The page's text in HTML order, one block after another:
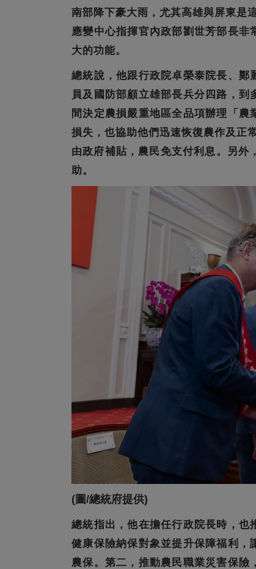
南部降下豪大雨，尤其高雄與屏東是
應變中心指揮官內政部劉世芳部長非
大的功能。
總統說，他跟行政院卓榮泰院長、
員及國防部顧立雄部長兵分四路，到
間決定農損嚴重地區全品項辦理「
損失，也協助他們迅速恢復農作及正
由政府補貼，農民免支付利息。另外
助。
(圖/總統府提供)
總統指出，他在擔任行政院長時，也
健康保險納保對象並提升保障福利，
農保。第二，推動農民職業災害保險